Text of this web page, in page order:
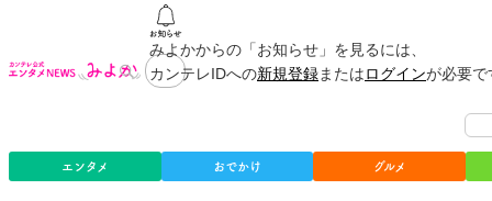
みよかからの「お知らせ」を見るには、
カンテレIDへの新規登録またはログインが必要
エンタメ おでかけ グルメ